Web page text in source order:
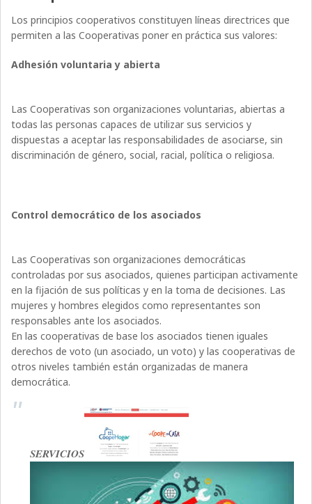
Los principios cooperativos constituyen líneas directrices que
permiten a las Cooperativas poner en práctica sus valores:
Adhesión voluntaria y abierta
Las Cooperativas son organizaciones voluntarias, abiertas a
todas las personas capaces de utilizar sus servicios y
dispuestas a aceptar las responsabilidades de asociarse, sin
discriminación de género, social, racial, política o religiosa.
Control democrático de los asociados
Las Cooperativas son organizaciones democráticas
controladas por sus asociados, quienes participan activamente
en la fijación de sus políticas y en la toma de decisiones. Las
mujeres y hombres elegidos como representantes son
responsables ante los asociados.
En las cooperativas de base los asociados tienen iguales
derechos de voto (un asociado, un voto) y las cooperativas de
otros niveles también están organizadas de manera
democrática.
SERVICIOS